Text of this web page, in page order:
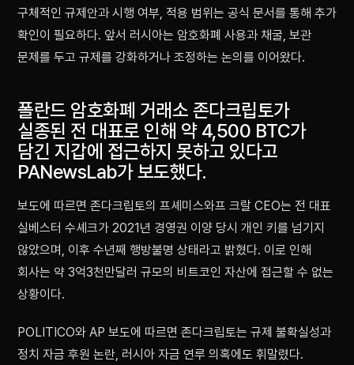
구체적인 규제안과 시행 여부, 적용 범위는 공식 문서를 통해 추가
확인이 필요하다. 앞서 러시아는 암호화폐 사용과 채굴, 보관
문제를 두고 규제를 강화하거나 조정하는 논의를 이어왔다.
폴란드 암호화폐 거래소 존다크립토가
실종된 전 대표로 인해 약 4,500 BTC가
담긴 지갑에 접근하지 못하고 있다고
PANewsLab가 보도했다.
보도에 따르면 존다크립토의 프셰미스와프 크랄 CEO는 전 대표
실베스터 수셰크가 2021년 경영권 이양 당시 개인 키를 넘기지
않았으며, 이후 수년째 행방불명 상태라고 밝혔다. 이로 인해
회사는 약 3억3천만달러 규모의 비트코인 자산에 접근할 수 없는
상황이다.
POLITICO와 AP 보도에 따르면 존다크립토는 규제 불확실성과
정치 자금 후원 논란, 러시아 자금 연루 의혹에도 휘말렸다.